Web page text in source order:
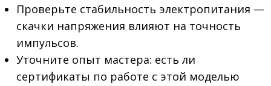
Проверьте стабильность электропитания —
скачки напряжения влияют на точность
импульсов.
Уточните опыт мастера: есть ли
сертификаты по работе с этой моделью